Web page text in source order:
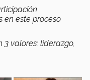
en este proceso
3 valores: liderazgo,